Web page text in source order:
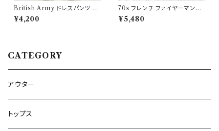
British Army ドレスパンツ イ
ギリス軍 スラックス ミリタリー
パンツ ウールパンツ2
¥4,200
70s フレンチ ファイヤーマンジ
ャケット ワークジャケット ヴィン
テージ
¥5,480
CATEGORY
アウター
トップス